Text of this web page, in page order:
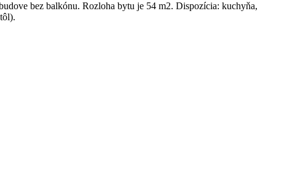
bez balkónu. Rozloha bytu je 54 m2. Dispozícia: kuchyňa,